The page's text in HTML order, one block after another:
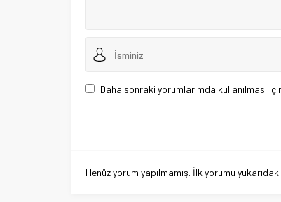
Daha sonraki yorumlarımda kullanılması
Henüz yorum yapılmamış. İlk yorumu